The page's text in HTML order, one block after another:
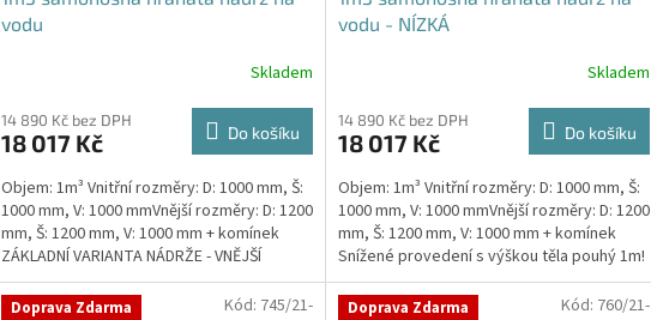
vodu
produktu
je
z
5
hvězdiček.
Skladem
14 890 Kč bez DPH
18 017 Kč Do košíku
Objem: 1m³ Vnitřní rozměry: D: 1000 mm, Š:
1000 mm, V: 1000 mmVnější rozměry: D: 1200
mm, Š: 1200 mm, V: 1000 mm + komínek
ZÁKLADNÍ VARIANTA NÁDRŽE - VNĚJŠÍ
VYSTUŽENÍ. NA PŘÁNÍ...
vodu - NÍZKÁ
produktu
je
z
5
hvězdiček.
Skladem
14 890 Kč bez DPH
18 017 Kč Do košíku
Objem: 1m³ Vnitřní rozměry: D: 1000 mm, Š:
1000 mm, V: 1000 mmVnější rozměry: D: 1200
mm, Š: 1200 mm, V: 1000 mm + komínek
Snížené provedení s výškou těla pouhý 1m!
Kvalitní,...
Doprava Zdarma Kód: 745/21- Doprava Zdarma Kód: 760/21-